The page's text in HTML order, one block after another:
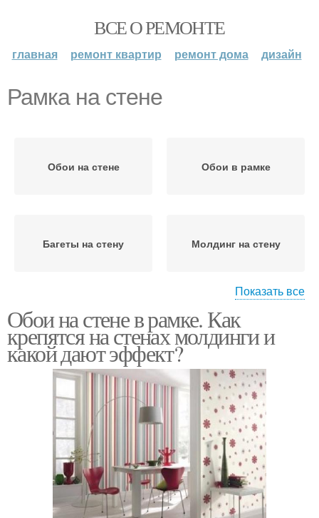
ВСЕ О РЕМОНТЕ
главная ремонт квартир ремонт дома дизайн
Рамка на стене
Обои на стене Обои в рамке
Багеты на стену Молдинг на стену
Рамки на стене
Показать все
Обои на стене в рамке. Как
крепятся на стенах молдинги и
какой дают эффект?